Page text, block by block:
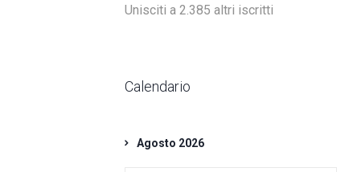
Unisciti a 2.385 altri iscritti
Calendario
Agosto 2026